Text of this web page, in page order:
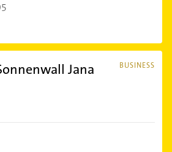
BUSINESS
Jana